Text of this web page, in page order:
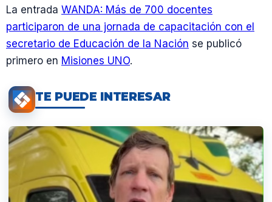
La entrada WANDA: Más de 700 docentes
participaron de una jornada de capacitación con el
secretario de Educación de la Nación se publicó
primero en Misiones UNO.
TE PUEDE INTERESAR